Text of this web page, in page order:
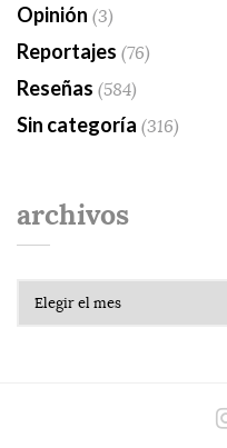
Opinión (3)
Reportajes (76)
Reseñas (584)
Sin categoría (316)
archivos